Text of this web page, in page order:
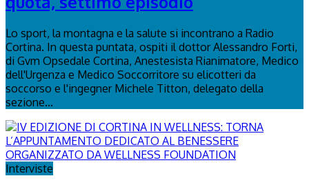
Lo sport, la montagna e la salute si incontrano a Radio
Cortina. In questa puntata, ospiti il dottor Alessandro Forti,
di Gvm Opsedale Cortina, Anestesista Rianimatore, Medico
dell'Urgenza e Medico Soccorritore su elicotteri da
soccorso e l'ingegner Michele Titton, delegato della
sezione...
Interviste